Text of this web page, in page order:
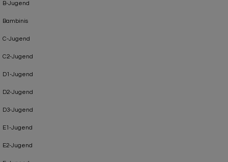
B-Jugend
Bambinis
C-Jugend
C2-Jugend
D1-Jugend
D2-Jugend
D3-Jugend
E1-Jugend
E2-Jugend